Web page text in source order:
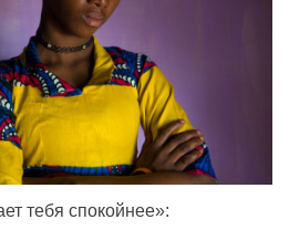
тебя спокойнее»: